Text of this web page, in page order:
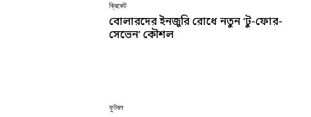
ক্রিকেট
বোলারদের ইনজুরি রোধে নতুন ‘টু-ফোর-
সেভেন’ কৌশল
ফুটবল